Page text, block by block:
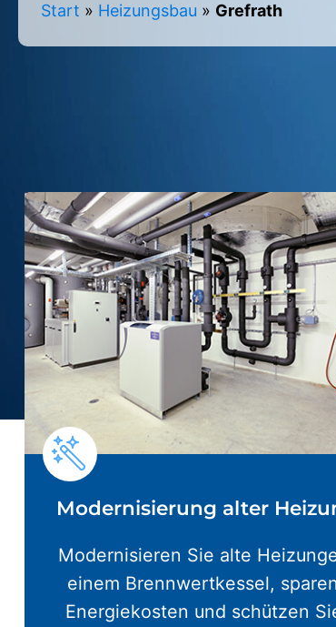
Start » Heizungsbau » Grefrath
Modernisierung alter
Modernisieren Sie alte
einem Brennwertkessel,
Energiekosten und schützen